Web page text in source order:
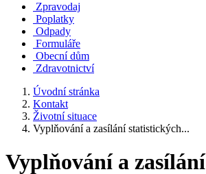
Zpravodaj
Poplatky
Odpady
Formuláře
Obecní dům
Zdravotnictví
Úvodní stránka
Kontakt
Životní situace
Vyplňování a zasílání statistických...
Vyplňování a zasílání